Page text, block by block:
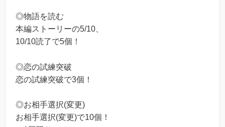
◎物語を読む
本編ストーリーの5/10、
10/10読了で5個！
◎恋の試練突破
恋の試練突破で3個！
◎お相手選択(変更)
お相手選択(変更)で10個！